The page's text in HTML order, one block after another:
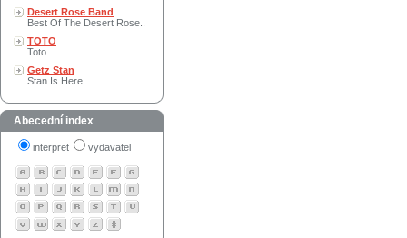
Desert Rose Band
Best Of The Desert Rose..
TOTO
Toto
Getz Stan
Stan Is Here
Abecední index
interpret vydavatel